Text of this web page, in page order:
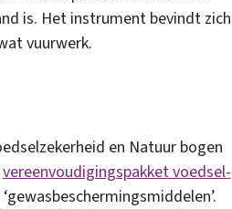
is. Het instrument bevindt zich
vuurwerk.
en Natuur bogen
vereenvoudigingspakket voedsel-